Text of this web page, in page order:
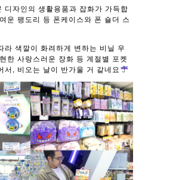
디자인의 생활용품과 잡화가 가득합
운 팽도리 등 폰케이스와 폰 숄더 스
라 색깔이 화려하게 변하는 비닐 우
한 사랑스러운 장화 등 계절별 포켓
서, 비오는 날이 반가울 거 같네요